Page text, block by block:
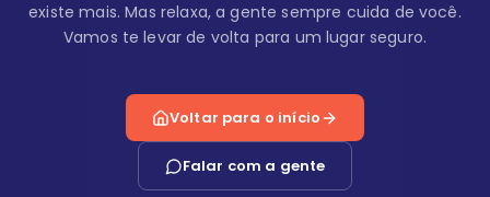
existe mais. Mas relaxa, a gente sempre cuida de você.
Vamos te levar de volta para um lugar seguro.
Voltar para o início
Falar com a gente